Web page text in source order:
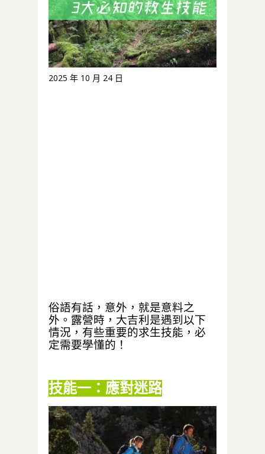
2025 年 10 月 24 日
俗語有話，意外，就是意料之
外。露營時，大吉利是遇到以下
情況，有些重要的求生技能，必
定需要學懂的！
技能一：應對迷路